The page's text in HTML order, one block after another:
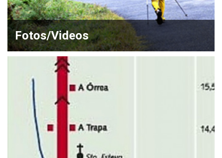
Fotos/Videos